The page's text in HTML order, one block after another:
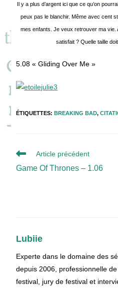
Il y a plus d’argent ici que ce qu’on
peux pas le blanchir. Même avec cent
mes enfants. Je veux retrouver ma
satisfait ? Quelle taille
5.08 « Gliding Over Me »
ÉTIQUETTES:BREAKING BAD,
Read
articles
Article précédent
Game Of Thrones – 1.06
Lubiie
Experte dans le domaine des
depuis 2006, professionnelle
festival, jury de festival et